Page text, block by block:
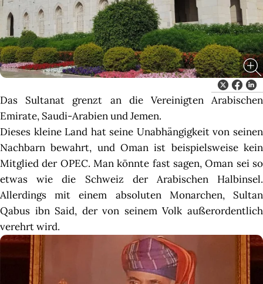
Das Sultanat grenzt an die Vereinigten Arabischen
Emirate, Saudi-Arabien und Jemen.
Dieses kleine Land hat seine Unabhängigkeit von seinen
Nachbarn bewahrt, und Oman ist beispielsweise kein
Mitglied der OPEC. Man könnte fast sagen, Oman sei so
etwas wie die Schweiz der Arabischen Halbinsel.
Allerdings mit einem absoluten Monarchen, Sultan
Qabus ibn Said, der von seinem Volk außerordentlich
verehrt wird.